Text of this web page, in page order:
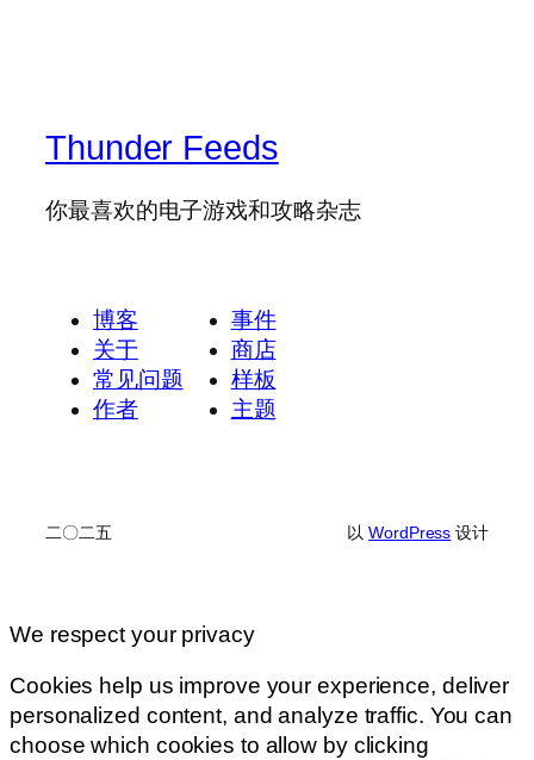
Thunder Feeds
你最喜欢的电子游戏和攻略杂志
博客
关于
常见问题
作者
事件
商店
样板
主题
二〇二五 以WordPress 设计
We respect your privacy
Cookies help us improve your experience, deliver
personalized content, and analyze traffic. You can
choose which cookies to allow by clicking